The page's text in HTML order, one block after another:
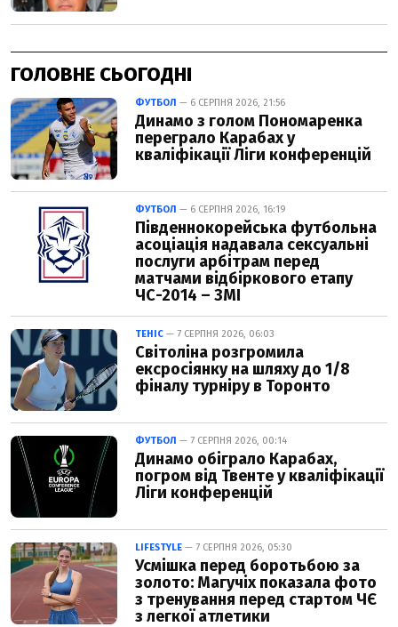
ГОЛОВНЕ СЬОГОДНІ
ФУТБОЛ — 6 СЕРПНЯ 2026, 21:56
Динамо з голом Пономаренка
переграло Карабах у
кваліфікації Ліги конференцій
ФУТБОЛ — 6 СЕРПНЯ 2026, 16:19
Південнокорейська футбольна
асоціація надавала сексуальні
послуги арбітрам перед
матчами відбіркового етапу
ЧС-2014 – ЗМІ
ТЕНІС — 7 СЕРПНЯ 2026, 06:03
Світоліна розгромила
ексросіянку на шляху до 1/8
фіналу турніру в Торонто
ФУТБОЛ — 7 СЕРПНЯ 2026, 00:14
Динамо обіграло Карабах,
погром від Твенте у кваліфікації
Ліги конференцій
LIFESTYLE — 7 СЕРПНЯ 2026, 05:30
Усмішка перед боротьбою за
золото: Магучіх показала фото
з тренування перед стартом ЧЄ
з легкої атлетики